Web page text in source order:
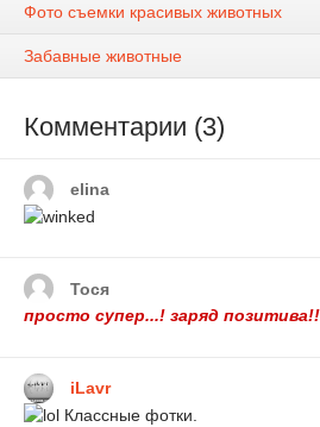
Фото съемки красивых животных
Забавные животные
Комментарии (3)
elina
Тося
просто супер...! заряд
iLavr
Классные фотки.